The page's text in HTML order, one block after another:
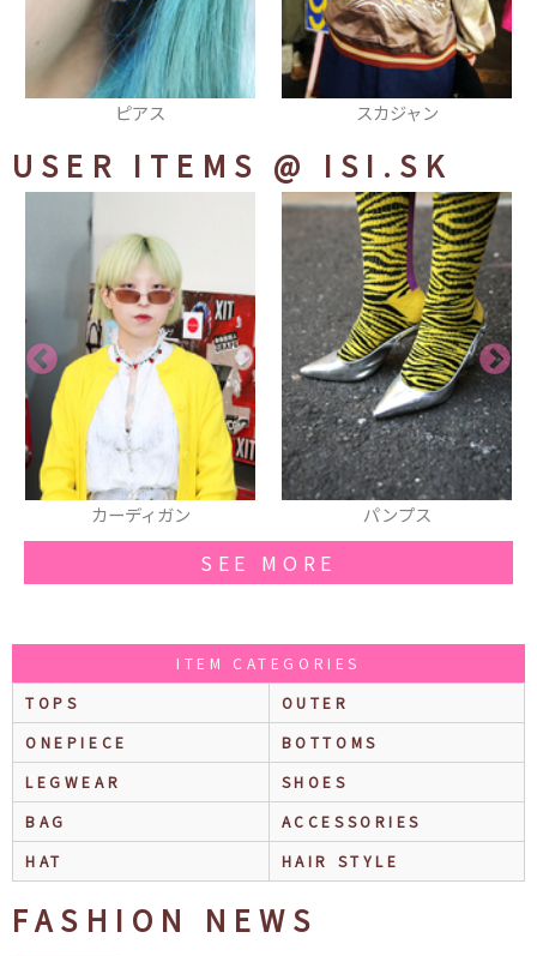
スカジャン シューズ
USER ITEMS @ ISI.SK
パンプス ネックレス
SEE MORE
ITEM CATEGORIES
TOPS
OUTER
ONEPIECE
BOTTOMS
LEGWEAR
SHOES
BAG
ACCESSORIES
HAT
HAIR STYLE
FASHION NEWS